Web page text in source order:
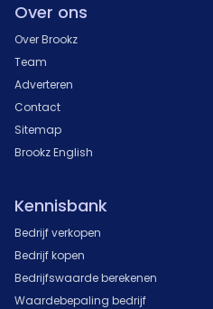
Over ons
Over Brookz
Team
Adverteren
Contact
Sitemap
Brookz English
Kennisbank
Bedrijf verkopen
Bedrijf kopen
Bedrijfswaarde berekenen
Waardebepaling bedrijf